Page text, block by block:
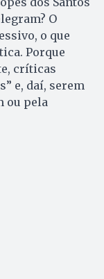
O
o que
Porque
críticas
e, daí, serem
ou pela